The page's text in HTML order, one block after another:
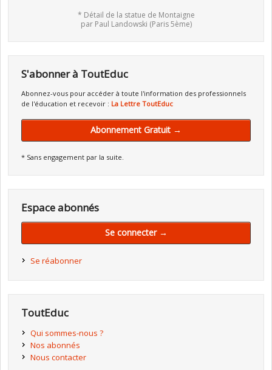
* Détail de la statue de Montaigne
par Paul Landowski (Paris 5ème)
S'abonner à ToutEduc
Abonnez-vous pour accéder à toute l'information des professionnels
de l'éducation et recevoir : La Lettre ToutEduc
Abonnement Gratuit →
* Sans engagement par la suite.
Espace abonnés
Se connecter →
Se réabonner
ToutEduc
Qui sommes-nous ?
Nos abonnés
Nous contacter